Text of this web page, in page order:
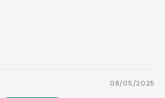
08/05/2025